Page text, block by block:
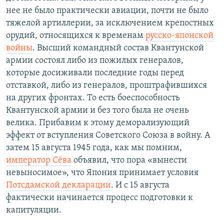
нее не было практически авиации, почти не было
тяжелой артиллерии, за исключением крепостных
орудий, относящихся к временам русско-японской
войны. Высший командный состав Квантунской
армии состоял либо из пожилых генералов,
которые досиживали последние годы перед
отставкой, либо из генералов, проштрафившихся
на других фронтах. То есть боеспособность
Квантунской армии и без того была не очень
велика. Прибавим к этому деморализующий
эффект от вступления Советского Союза в войну. А
затем 15 августа 1945 года, как мы помним,
император Сёва объявил, что пора «вынести
невыносимое», что Япония принимает условия
Потсдамской декларации. И с 15 августа
фактически начинается процесс подготовки к
капитуляции.